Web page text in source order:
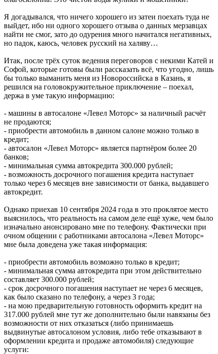
Я догадывался, что ничего хорошего из затеи поехать туда не
выйдет, ибо ни одного хорошего отзыва о данных мерзавцах
найти не смог, зато до одурения много начитался негативных,
но падок, каюсь, человек русский на халяву…
Итак, после трёх суток ведения переговоров с некими Катей и
Софой, которые готовы были рассказать всё, что угодно, лишь
бы только выманить меня из Новороссийска в Казань, я
решился на головокружительное приключение – поехал,
держа в уме такую информацию:
- машины в автосалоне «Левел Моторс» за наличный расчёт
не продаются;
- приобрести автомобиль в данном салоне можно только в
кредит;
- автосалон «Левел Моторс» является партнёром более 20
банков;
- минимальная сумма автокредита 300.000 рублей;
- возможность досрочного погашения кредита наступает
только через 6 месяцев вне зависимости от банка, выдавшего
автокредит.
Однако приехав 10 сентября 2024 года в это проклятое место
выяснилось, что реальность на самом деле ещё хуже, чем было
изначально анонсировано мне по телефону. Фактически при
очном общении с работниками автосалона «Левел Моторс»
мне была доведена уже такая информация:
- приобрести автомобиль возможно только в кредит;
- минимальная сумма автокредита при этом действительно
составляет 300.000 рублей;
- срок досрочного погашения наступает не через 6 месяцев,
как было сказано по телефону, а через 3 года;
- на мою предварительную готовность оформить кредит на
317.000 рублей мне тут же дополнительно были навязаны без
возможности от них отказаться (либо принимаешь
выдвинутые автосалоном условия, либо тебе отказывают в
оформлении кредита и продаже автомобиля) следующие
услуги: